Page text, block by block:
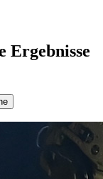
Ergebnisse